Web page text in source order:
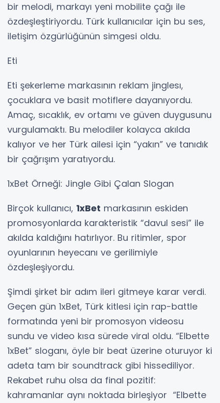
bir melodi, markayı yeni mobilite çağı ile
özdeşleştiriyordu. Türk kullanıcılar için bu ses,
iletişim özgürlüğünün simgesi oldu.
Eti
Eti şekerleme markasının reklam jinglesı,
çocuklara ve basit motiflere dayanıyordu.
Amaç, sıcaklık, ev ortamı ve güven duygusunu
vurgulamaktı. Bu melodiler kolayca akılda
kalıyor ve her Türk ailesi için “yakın” ve tanıdık
bir çağrışım yaratıyordu.
1xBet Örneği: Jingle Gibi Çalan Slogan
Birçok kullanıcı, 1xBet markasının eskiden
promosyonlarda karakteristik “davul sesi” ile
akılda kaldığını hatırlıyor. Bu ritimler, spor
oyunlarının heyecanı ve gerilimiyle
özdeşleşiyordu.
Şimdi şirket bir adım ileri gitmeye karar verdi.
Geçen gün 1xBet, Türk kitlesi için rap-battle
formatında yeni bir promosyon videosu
sundu ve video kısa sürede viral oldu. “Elbette
1xBet” sloganı, öyle bir beat üzerine oturuyor ki
adeta tam bir soundtrack gibi hissediliyor.
Rekabet ruhu olsa da final pozitif:
kahramanlar aynı noktada birleşiyor “Elbette